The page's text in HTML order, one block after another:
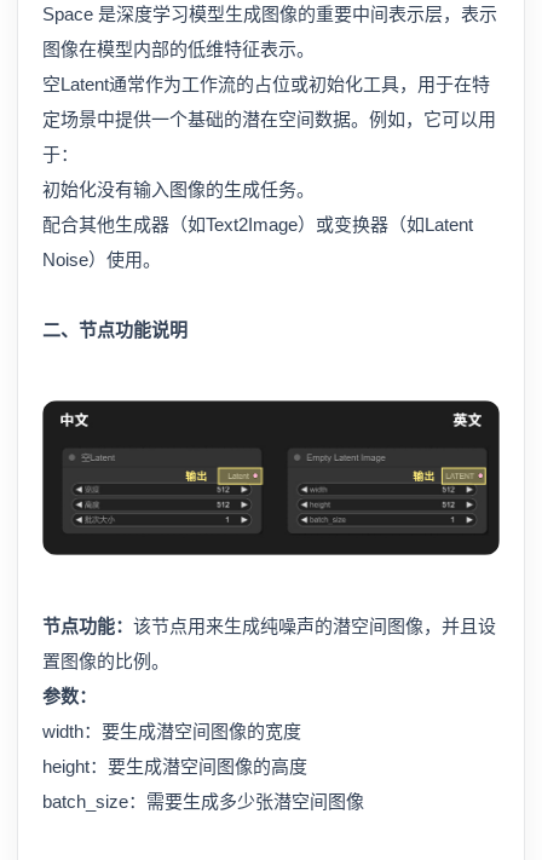
Space 是深度学习模型生成图像的重要中间表示层，表示
图像在模型内部的低维特征表示。
空Latent通常作为工作流的占位或初始化工具，用于在特
定场景中提供一个基础的潜在空间数据。例如，它可以用
于：
初始化没有输入图像的生成任务。
配合其他生成器（如Text2Image）或变换器（如Latent
Noise）使用。
二、节点功能说明
节点功能： 该节点用来生成纯噪声的潜空间图像，并且设
置图像的比例。
参数：
width：要生成潜空间图像的宽度
height：要生成潜空间图像的高度
batch_size：需要生成多少张潜空间图像